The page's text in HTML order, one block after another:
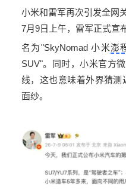
小米和雷军再次引发全网
7月9日上午，雷军正式宣
名为"SkyNomad小米澎
SUV"。同时，小米官方
线，这也意味着外界猜测
面纱。